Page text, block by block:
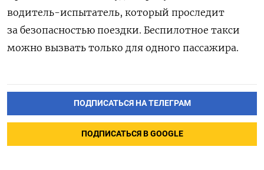
водитель-испытатель, который проследит
за безопасностью поездки. Беспилотное такси
можно вызвать только для одного пассажира.
ПОДПИСАТЬСЯ НА ТЕЛЕГРАМ
ПОДПИСАТЬСЯ В GOOGLE